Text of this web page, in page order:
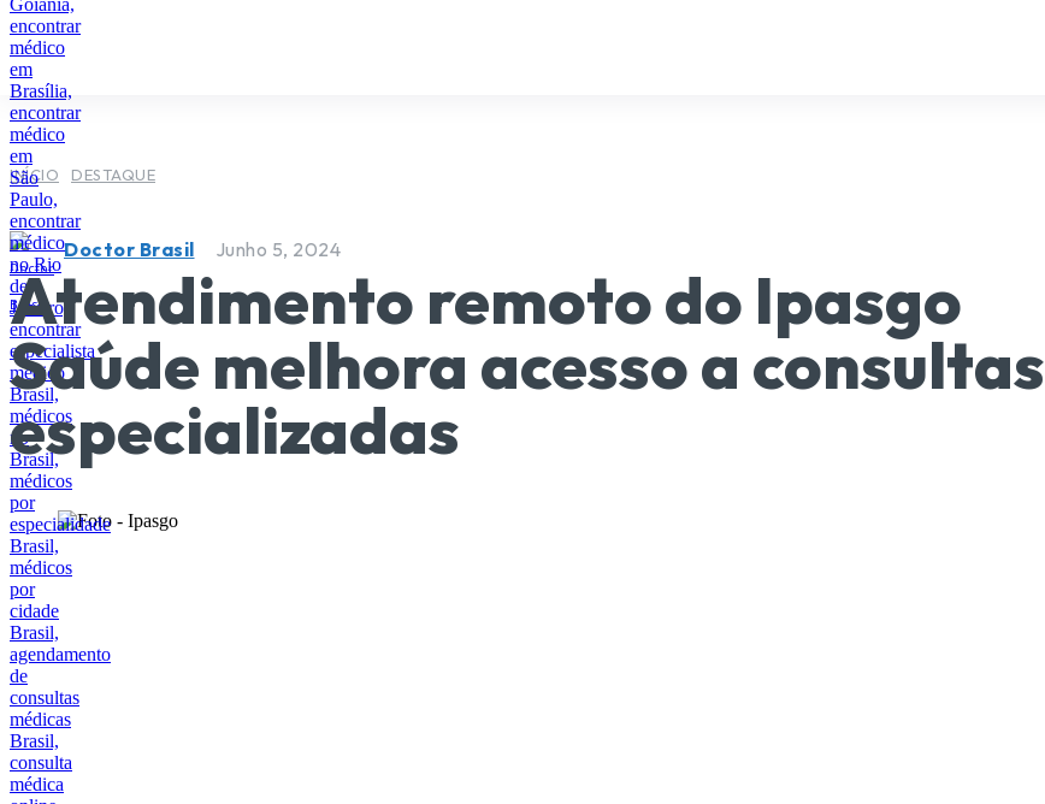
INÍCIO DESTAQUE
Doctor Brasil Junho 5, 2024
Atendimento remoto do Ipasgo
Saúde melhora acesso a consultas
especializadas